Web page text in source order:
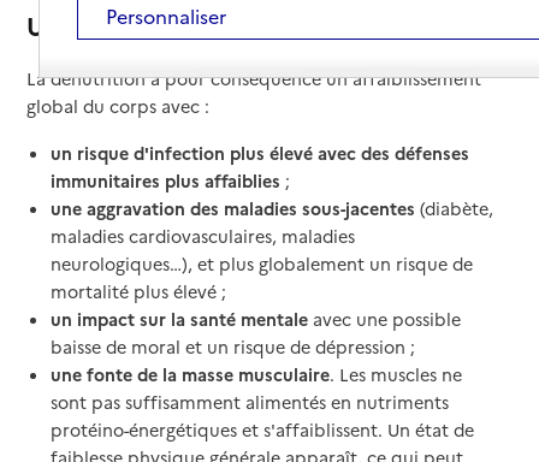
Un affaiblissement du corps
La dénutrition a pour conséquence un affaiblissement
global du corps avec :
un risque d'infection plus élevé avec des défenses
immunitaires plus affaiblies ;
une aggravation des maladies sous-jacentes (diabète,
maladies cardiovasculaires, maladies
neurologiques…), et plus globalement un risque de
mortalité plus élevé ;
un impact sur la santé mentaleavec une possible
baisse de moral et un risque de dépression ;
une fonte de la masse musculaire. Les muscles ne
sont pas suffisamment alimentés en nutriments
protéino-énergétiques et s'affaiblissent. Un état de
faiblesse physique générale apparaît, ce qui peut
Personnaliser